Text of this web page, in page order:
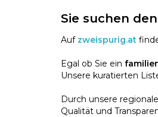
Sie suchen
Auf zweispurig.at
Egal ob Sie ein
Unsere kuratierten
Durch unsere
Qualität und